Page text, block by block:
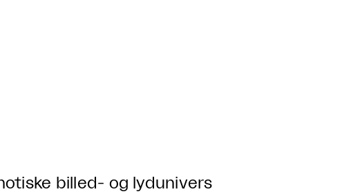
billed- og lydunivers